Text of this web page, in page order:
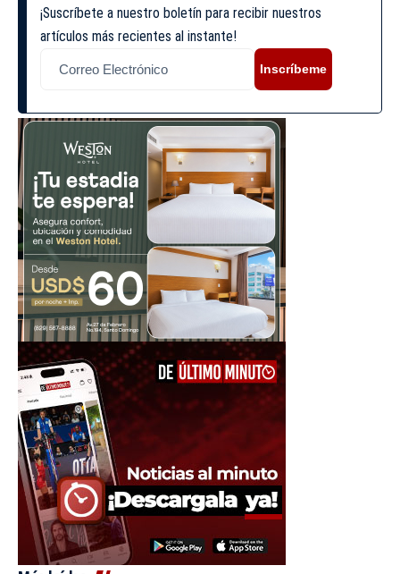
¡Suscríbete a nuestro boletín para recibir nuestros
artículos más recientes al instante!
Inscríbeme